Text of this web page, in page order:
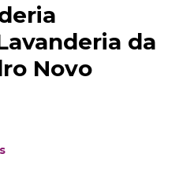
da
Novo